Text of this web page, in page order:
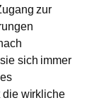
zur
sich immer
die wirkliche